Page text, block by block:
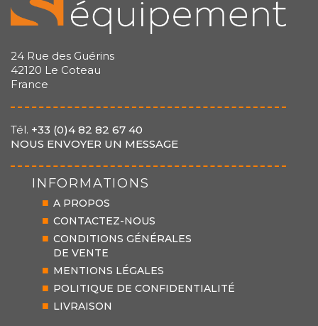
24 Rue des Guérins
42120 Le Coteau
France
Tél. +33 (0)4 82 82 67 40
NOUS ENVOYER UN MESSAGE
INFORMATIONS
A PROPOS
CONTACTEZ-NOUS
CONDITIONS GÉNÉRALES
DE VENTE
MENTIONS LÉGALES
POLITIQUE DE CONFIDENTIALITÉ
LIVRAISON